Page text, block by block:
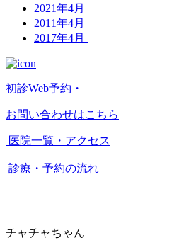
2021年4月
2011年4月
2017年4月
初診Web予約・
お問い合わせはこちら
医院一覧・アクセス
診療・予約の流れ
チャチャちゃん